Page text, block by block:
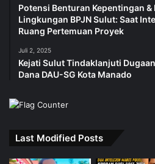
Potensi Benturan Kepentingan
Lingkungan BPJN Sulut: Saat
Ruang Pertemuan Proyek
Juli 2, 2025
Kejati Sulut Tindaklanjuti
Dana DAU-SG Kota Manado
Last Modified Posts